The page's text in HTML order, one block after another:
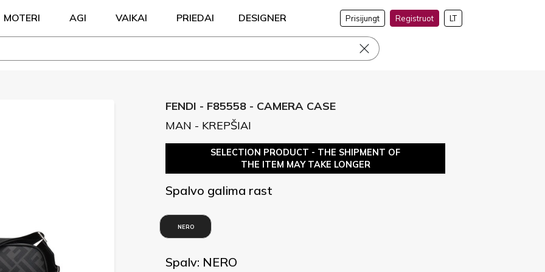
MOTERI AGI VAIKAI PRIEDAI DESIGNER Prisijungt Registruot LT
FENDI - F85558 - CAMERA CASE
MAN - KREPŠIAI
SELECTION PRODUCT - THE SHIPMENT OF
THE ITEM MAY TAKE LONGER
Spalvo galima rast
NERO
Spalv: NERO